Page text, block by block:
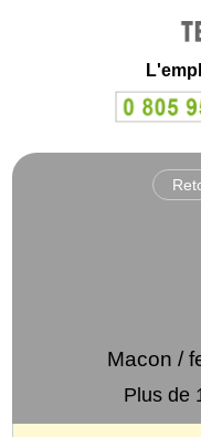
Macon /
Plus de